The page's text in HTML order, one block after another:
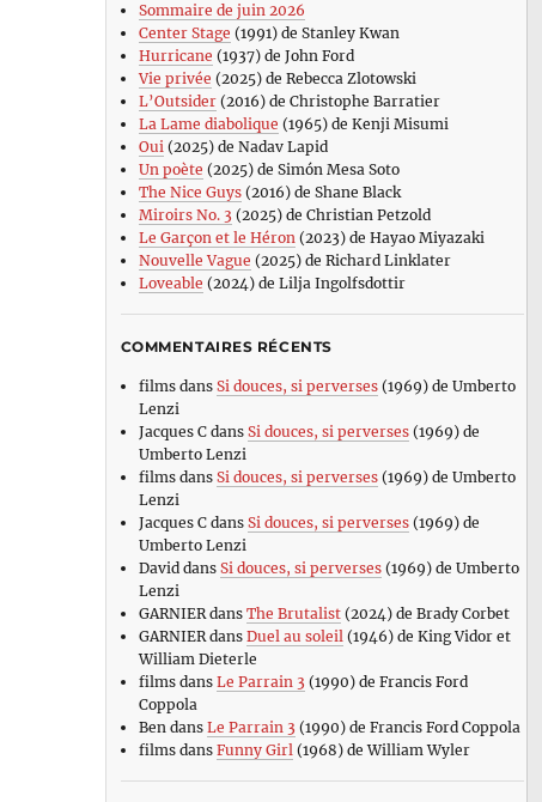
Sommaire de juin 2026
Center Stage (1991) de Stanley Kwan
Hurricane (1937) de John Ford
Vie privée (2025) de Rebecca Zlotowski
L’Outsider(2016) de Christophe Barratier
La Lame diabolique (1965) de Kenji Misumi
Oui(2025) de Nadav Lapid
Un poète (2025) de Simón Mesa Soto
The Nice Guys(2016) de Shane Black
Miroirs No. 3 (2025) de Christian Petzold
Le Garçon et le Héron(2023) de Hayao Miyazaki
Nouvelle Vague (2025) de Richard Linklater
Loveable (2024) de Lilja Ingolfsdottir
COMMENTAIRES RÉCENTS
filmsdans Si douces, si perverses(1969) de Umberto
Lenzi
Jacques Cdans Si douces, si perverses(1969) de
Umberto Lenzi
filmsdans Si douces, si perverses(1969) de Umberto
Lenzi
Jacques Cdans Si douces, si perverses(1969) de
Umberto Lenzi
David dans Si douces, si perverses(1969) de Umberto
Lenzi
GARNIERdans The Brutalist(2024) de Brady Corbet
GARNIERdans Duel au soleil (1946) de King Vidor et
William Dieterle
filmsdans Le Parrain 3 (1990) de Francis Ford
Coppola
Ben dans Le Parrain 3 (1990) de Francis Ford Coppola
filmsdans Funny Girl (1968) de William Wyler